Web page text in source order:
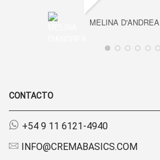
MELINA D'ANDREA
CONTACTO
+54 9 11 6121-4940
INFO@CREMABASICS.COM